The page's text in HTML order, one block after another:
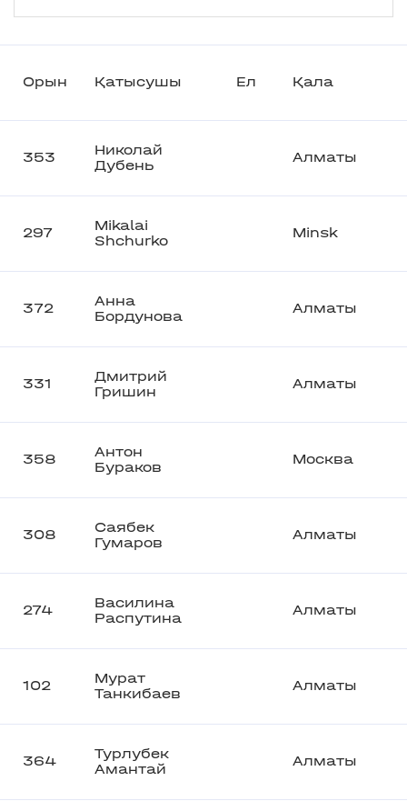
Орын Қатысушы Ел Қала
353
Николай
Дубень
Алматы
297
Mikalai
Shchurko
Minsk
372
Анна
Бордунова
Алматы
331
Дмитрий
Гришин
Алматы
358
Антон
Бураков
Москва
308
Саябек
Гумаров
Алматы
274
Василина
Распутина
Алматы
102
Мурат
Танкибаев
Алматы
364
Турлубек
Амантай
Алматы